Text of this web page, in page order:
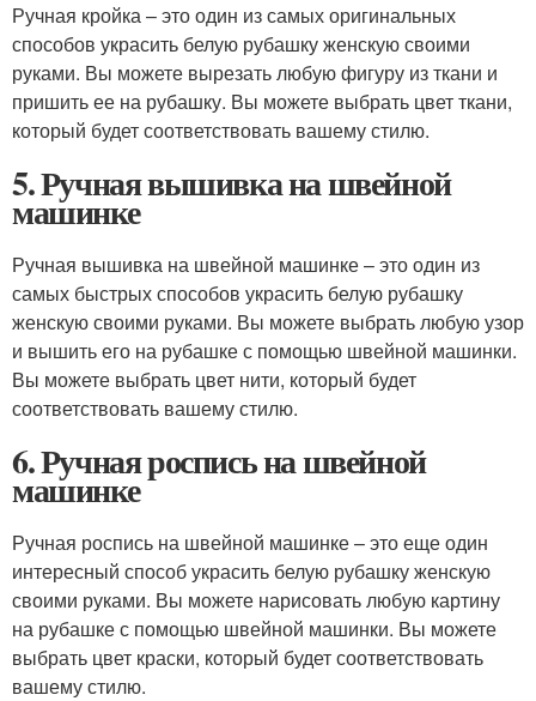
Ручная кройка – это один из самых оригинальных
способов украсить белую рубашку женскую своими
руками. Вы можете вырезать любую фигуру из ткани и
пришить ее на рубашку. Вы можете выбрать цвет ткани,
который будет соответствовать вашему стилю.
5. Ручная вышивка на швейной
машинке
Ручная вышивка на швейной машинке – это один из
самых быстрых способов украсить белую рубашку
женскую своими руками. Вы можете выбрать любую узор
и вышить его на рубашке с помощью швейной машинки.
Вы можете выбрать цвет нити, который будет
соответствовать вашему стилю.
6. Ручная роспись на швейной
машинке
Ручная роспись на швейной машинке – это еще один
интересный способ украсить белую рубашку женскую
своими руками. Вы можете нарисовать любую картину
на рубашке с помощью швейной машинки. Вы можете
выбрать цвет краски, который будет соответствовать
вашему стилю.